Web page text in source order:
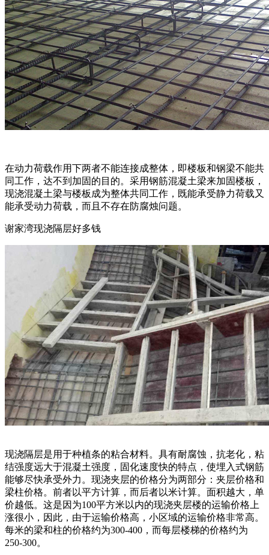
在动力荷载作用下两者不能连接成整体，即楼板和钢梁不能共
同工作，达不到加固的目的。采用钢筋混凝土梁来加固楼板，
现浇混凝土梁与楼板成为整体共同工作，既能承受静力荷载又
能承受动力荷载，而且不存在防腐烛问题。
谢家湾现浇隔层好多钱
现浇隔层是用于种植条的粘合材料。具有耐腐蚀，抗老化，粘
结强度远大于混凝土强度，固化速度快的特点，使埋入式钢筋
能够尽快承受外力。现浇夹层的价格分为两部分：夹层价格和
梁柱价格。前者以平方计算，而后者以米计算。面积越大，单
价越低。这是因为100平方米以内的现浇夹层楼的运输价格上
涨很小，因此，由于运输价格高，小区域的运输价格非常高。
每米的梁和柱的价格约为300-400，而每层楼梯的价格约为
250-300。